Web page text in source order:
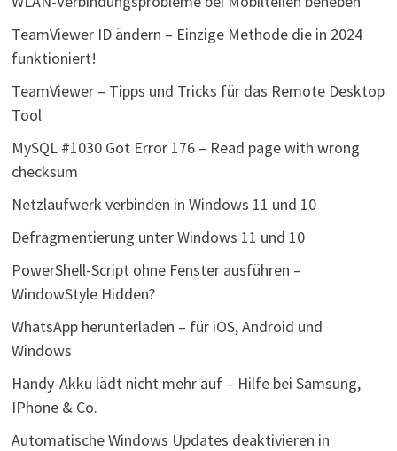
TeamViewer ID ändern – Einzige Methode die in 2024
funktioniert!
TeamViewer – Tipps und Tricks für das Remote Desktop
Tool
MySQL #1030 Got Error 176 – Read page with wrong
checksum
Netzlaufwerk verbinden in Windows 11 und 10
Defragmentierung unter Windows 11 und 10
PowerShell-Script ohne Fenster ausführen –
WindowStyle Hidden?
WhatsApp herunterladen – für iOS, Android und
Windows
Handy-Akku lädt nicht mehr auf – Hilfe bei Samsung,
IPhone & Co.
Automatische Windows Updates deaktivieren in